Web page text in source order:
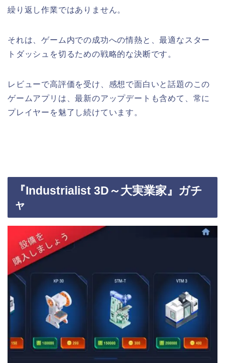
繰り返し作業ではありません。
それは、ゲーム内での成功への情熱と、最適なスター
トダッシュを切るための戦略的な決断です。
レビューで高評価を受け、感想で面白いと話題のこの
ゲームアプリは、最新のアップデートも含めて、常に
プレイヤーを魅了し続けています。
『Industrialist 3D～大実業家』ガチ
ャ